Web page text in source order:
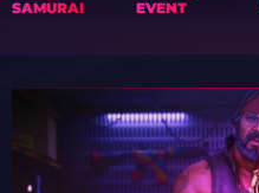
SAMURAI
EVENT